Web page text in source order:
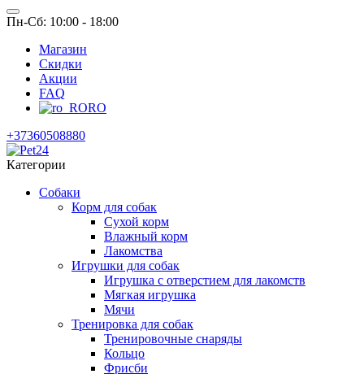
Пн-Сб: 10:00 - 18:00
Магазин
Скидки
Акции
FAQ
RO
+37360508880
Категории
Собаки
Корм для собак
Сухой корм
Влажный корм
Лакомства
Игрушки для собак
Игрушка с отверстием для лакомств
Мягкая игрушка
Мячи
Тренировка для собак
Тренировочные снаряды
Кольцо
Фрисби